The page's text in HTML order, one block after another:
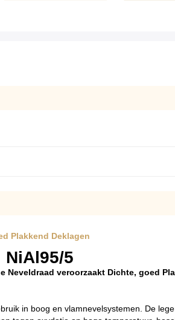
Plakkend Deklagen
NiAl95/5
Neveldraad veroorzaakt Dichte, goed
in boog en vlamnevelsystemen. De